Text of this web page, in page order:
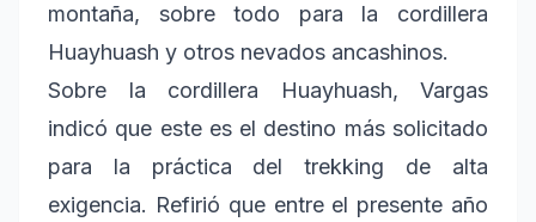
montaña, sobre todo para la cordillera
Huayhuash y otros nevados ancashinos.
Sobre la cordillera Huayhuash, Vargas
indicó que este es el destino más solicitado
para la práctica del trekking de alta
exigencia. Refirió que entre el presente año